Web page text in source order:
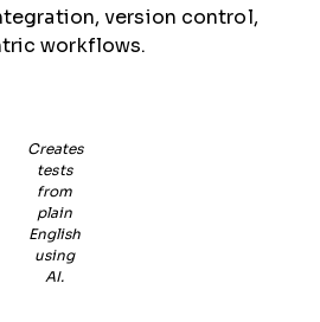
version control,
workflows.
Creates
tests
from
plain
English
using
AI.